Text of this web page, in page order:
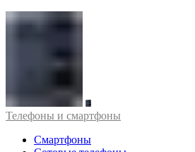
Телефоны и смартфоны
Смартфоны